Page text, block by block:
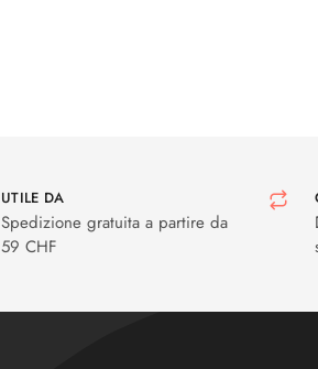
UTILE DA
Spedizione gratuita a partire da
59 CHF